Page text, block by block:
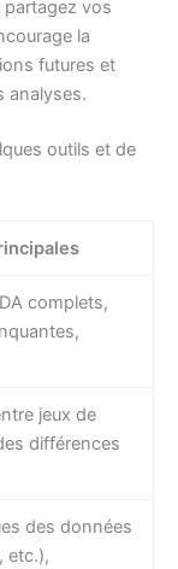
vos
la
futures et
analyses.
outils et de
complets,
jeux de
différences
des données
etc.),